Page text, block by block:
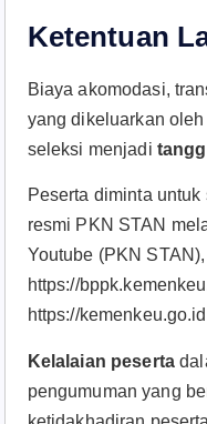
Ketentuan
Biaya akomodasi,
yang dikeluarkan
seleksi menjadi
Peserta diminta
resmi PKN STAN
Youtube (PKN
https://
https://
Kelalaian peserta
pengumuman yang